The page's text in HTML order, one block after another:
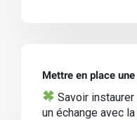
Mettre en place
Savoir
un échange avec la